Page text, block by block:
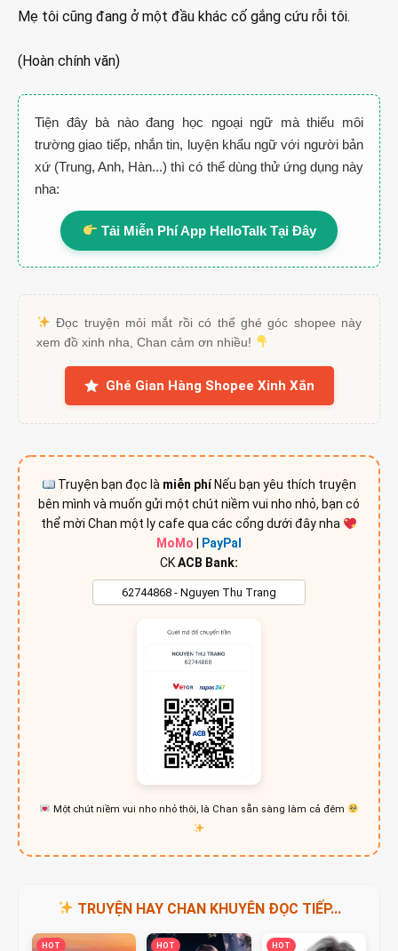
Mẹ tôi cũng đang ở một đầu khác cố gắng cứu rỗi tôi.
(Hoàn chính văn)
Tiện đây bà nào đang học ngoại ngữ mà thiếu môi
trường giao tiếp, nhắn tin, luyện khẩu ngữ với người bản
xứ (Trung, Anh, Hàn...) thì có thể dùng thử ứng dụng này
nha:
Tải Miễn Phí App HelloTalk Tại Đây
Đọc truyện mỏi mắt rồi có thể ghé góc shopee này
xem đồ xinh nha, Chan cảm ơn nhiều!
Ghé Gian Hàng Shopee Xinh Xắn
Truyện bạn đọc là miễn phíNếu bạn yêu thích truyện
bên mình và muốn gửi một chút niềm vui nho nhỏ, bạn có
thể mời Chan một ly cafe qua các cổng dưới đây nha
MoMo
PayPal
CKACB Bank:
Một chút niềm vui nho nhỏ thôi, là Chan sẵn sàng làm cả đêm
TRUYỆN HAY CHAN KHUYÊN ĐỌC TIẾP...
HOT HOT HOT